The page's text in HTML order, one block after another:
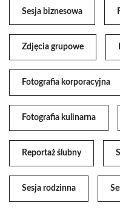
Sesja biznesowa
Zdjęcia grupowe
Fotografia korporacyjna
Fotografia kulinarna
Reportaż ślubny
Sesja rodzinna